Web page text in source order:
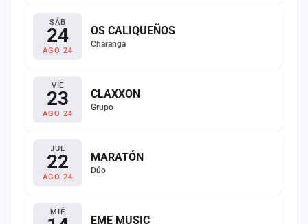
SÁB
24
AGO 24
OS CALIQUEÑOS
Charanga
VIE
23
AGO 24
CLAXXON
Grupo
JUE
22
AGO 24
MARATÓN
Dúo
MIÉ
EME MUSIC